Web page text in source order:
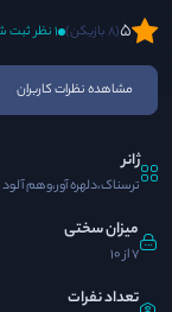
5(8 بازیکن) 1 نظر ثبت شده
مشاهده نظرات کاربران
ژانر
ترسناک،دلهره آور،وهم آلود
میزان سختی
7 از 10
تعداد نفرات